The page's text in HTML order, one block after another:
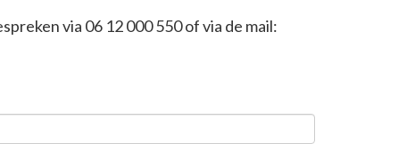
via 06 12 000 550 of via de mail: